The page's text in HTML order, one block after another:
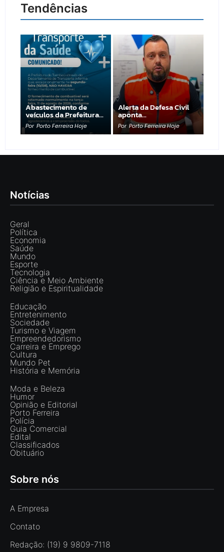
Tendências
Abastecimento de
veículos da Prefeitura…
Por Porto Ferreira Hoje
Alerta da Defesa Civil
aponta…
Por Porto Ferreira Hoje
Notícias
Geral
Política
Economia
Saúde
Mundo
Esporte
Tecnologia
Ciência e Meio Ambiente
Religião e Espiritualidade
Educação
Entretenimento
Sociedade
Turismo e Viagem
Empreendedorismo
Carreira e Emprego
Cultura
Mundo Pet
História e Memória
Moda e Beleza
Humor
Opinião e Editorial
Porto Ferreira
Polícia
Guia Comercial
Edital
Classificados
Obituário
Sobre nós
A Empresa
Contato
Redação: (19) 9 9809-7118